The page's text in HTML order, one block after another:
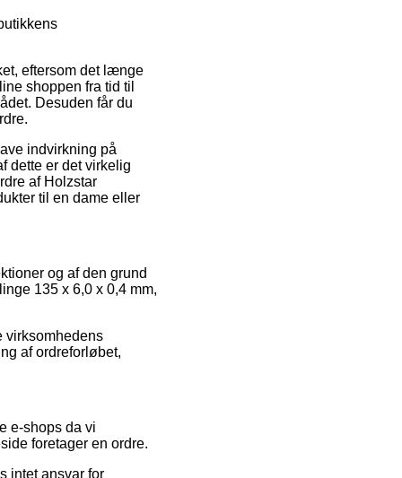
eftersom det længe
shoppen fra tid til
Desuden får du
indvirkning på
dette er det virkelig
af Holzstar
til en dame eller
og af den grund
135 x 6,0 x 0,4 mm,
virksomhedens
af ordreforløbet,
e-shops da vi
foretager en ordre.
intet ansvar for